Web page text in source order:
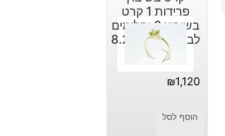
פרידות 1 קרט
בשיבוץ 6 יהלומים
לבנים מידה: 8.25
₪1,120
הוסף לסל